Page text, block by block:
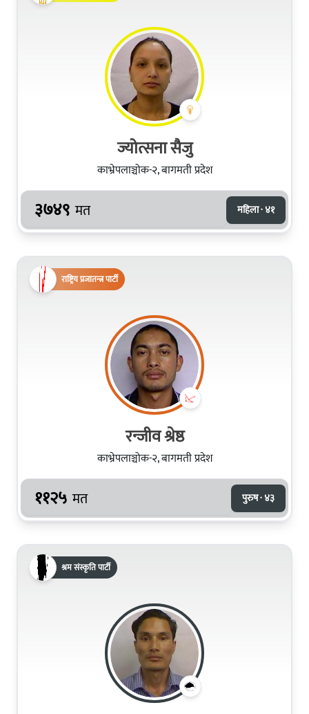
ज्योत्सना सैजु
काभ्रेपलाञ्चोक-२, बागमती प्रदेश
३७४९ मत महिला · ४१
राष्ट्रिय प्रजातन्त्र पार्टी
रन्जीव श्रेष्ठ
काभ्रेपलाञ्चोक-२, बागमती प्रदेश
११२५ मत पुरुष · ४३
श्रम संस्कृति पार्टी